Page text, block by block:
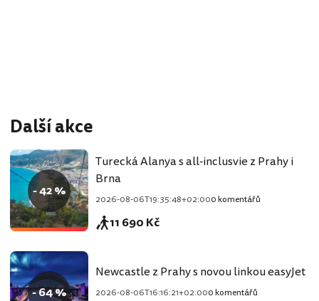
Další akce
- 42 %
Turecká Alanya s all-inclusvie z Prahy i
Brna
2026-08-06T19:35:48+02:000 komentářů
11 690 Kč
- 64 %
Newcastle z Prahy s novou linkou easyJet
2026-08-06T16:16:21+02:000 komentářů